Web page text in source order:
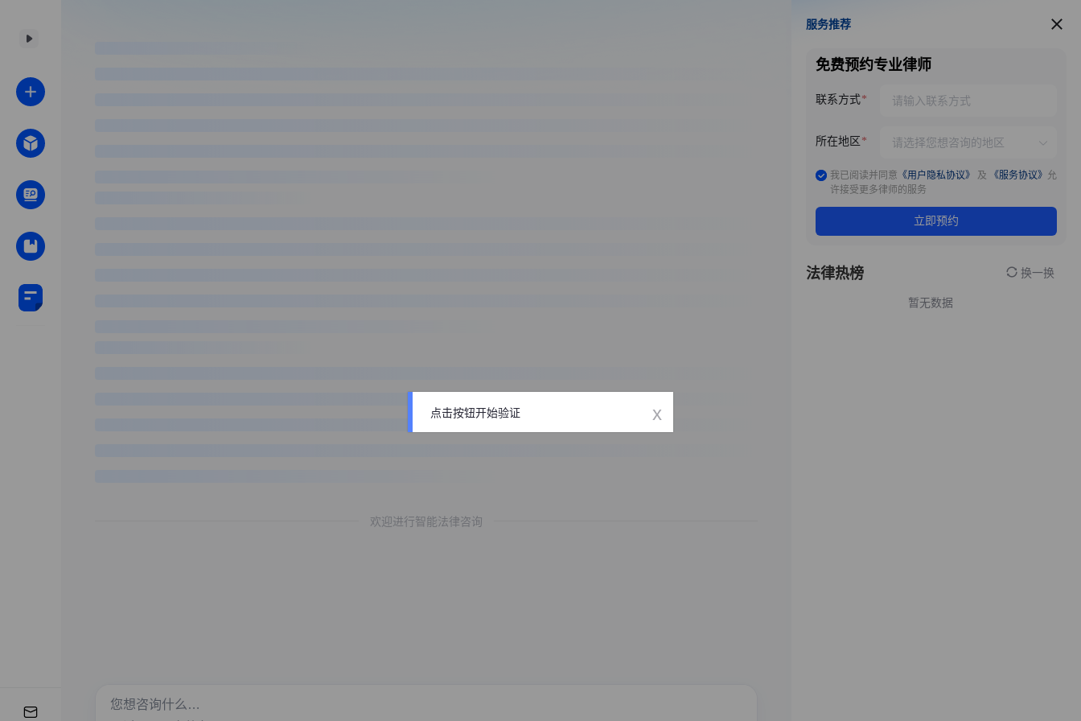
欢迎进行智能法律咨询
服务推荐
服务推荐
免费预约专业律师
联系方式
所在地区
我已阅读并同意 《用户隐私协议》 及 《服务协议》 允
许接受更多律师的服务
立即预约
法律热榜 换一换
暂无数据
点击按钮开始验证 x